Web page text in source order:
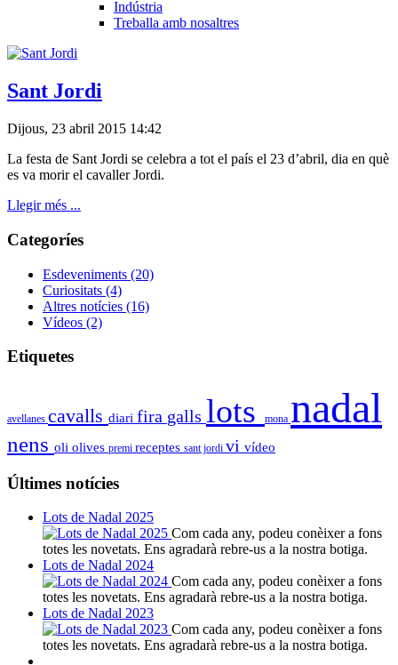
Indústria
Treballa amb nosaltres
Sant Jordi
Dijous, 23 abril 2015 14:42
La festa de Sant Jordi se celebra a tot el país el 23 d’abril, dia en què
es va morir el cavaller Jordi.
Llegir més ...
Categoríes
Esdeveniments (20)
Curiositats (4)
Altres notícies (16)
Vídeos (2)
Etiquetes
avellanes cavalls diari fira galls lots mona nadal
nens oli olives premi receptes sant jordi vi vídeo
Últimes notícies
Lots de Nadal 2025
Com cada any, podeu conèixer a fons
totes les novetats. Ens agradarà rebre-us a la nostra botiga.
Lots de Nadal 2024
Com cada any, podeu conèixer a fons
totes les novetats. Ens agradarà rebre-us a la nostra botiga.
Lots de Nadal 2023
Com cada any, podeu conèixer a fons
totes les novetats. Ens agradarà rebre-us a la nostra botiga.